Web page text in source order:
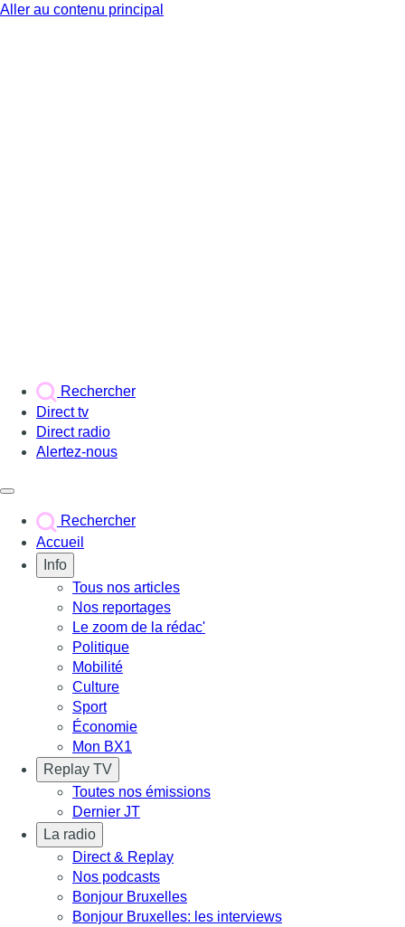
Aller au contenu principal
Rechercher
Direct tv
Direct radio
Alertez-nous
Rechercher
Accueil
Info
Tous nos articles
Nos reportages
Le zoom de la rédac'
Politique
Mobilité
Culture
Sport
Économie
Mon BX1
Replay TV
Toutes nos émissions
Dernier JT
La radio
Direct & Replay
Nos podcasts
Bonjour Bruxelles
Bonjour Bruxelles: les interviews